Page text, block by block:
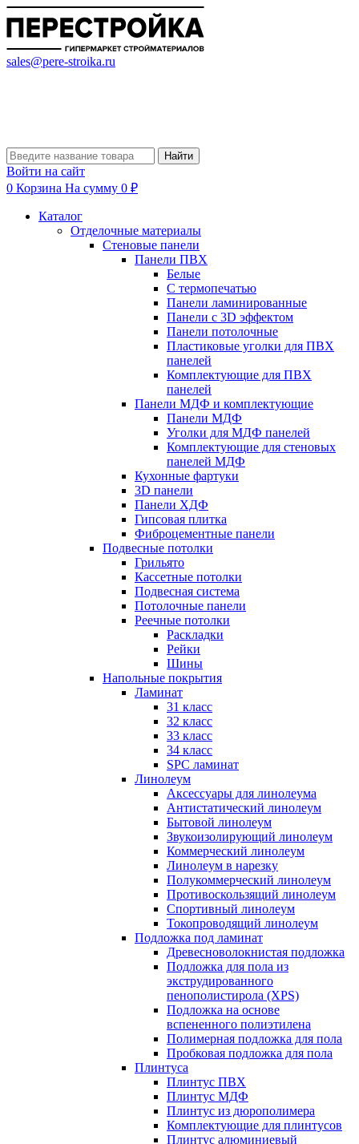
sales@pere-stroika.ru
Найти
Войти на сайт
0 Корзина На сумму 0 ₽
Каталог
Отделочные материалы
Стеновые панели
Панели ПВХ
Белые
С термопечатью
Панели ламинированные
Панели с 3D эффектом
Панели потолочные
Пластиковые уголки для ПВХ
панелей
Комплектующие для ПВХ
панелей
Панели МДФ и комплектующие
Панели МДФ
Уголки для МДФ панелей
Комплектующие для стеновых
панелей МДФ
Кухонные фартуки
3D панели
Панели ХДФ
Гипсовая плитка
Фиброцементные панели
Подвесные потолки
Грильято
Кассетные потолки
Подвесная система
Потолочные панели
Реечные потолки
Раскладки
Рейки
Шины
Напольные покрытия
Ламинат
31 класс
32 класс
33 класс
34 класс
SPC ламинат
Линолеум
Аксессуары для линолеума
Антистатический линолеум
Бытовой линолеум
Звукоизолирующий линолеум
Коммерческий линолеум
Линолеум в нарезку
Полукоммерческий линолеум
Противоскользящий линолеум
Спортивный линолеум
Токопроводящий линолеум
Подложка под ламинат
Древесноволокнистая подложка
Подложка для пола из
экструдированного
пенополистирола (XPS)
Подложка на основе
вспененного полиэтилена
Полимерная подложка для пола
Пробковая подложка для пола
Плинтуса
Плинтус ПВХ
Плинтус МДФ
Плинтус из дюрополимера
Комплектующие для плинтусов
Плинтус алюминиевый